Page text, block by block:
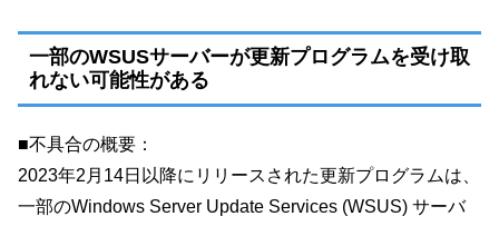
一部のWSUSサーバーが更新プログラムを受け取
れない可能性がある
■不具合の概要：
2023年2月14日以降にリリースされた更新プログラムは、
一部のWindows Server Update Services (WSUS) サーバ